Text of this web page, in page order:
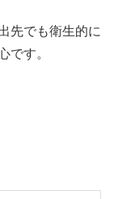
先でも衛生的に
です。